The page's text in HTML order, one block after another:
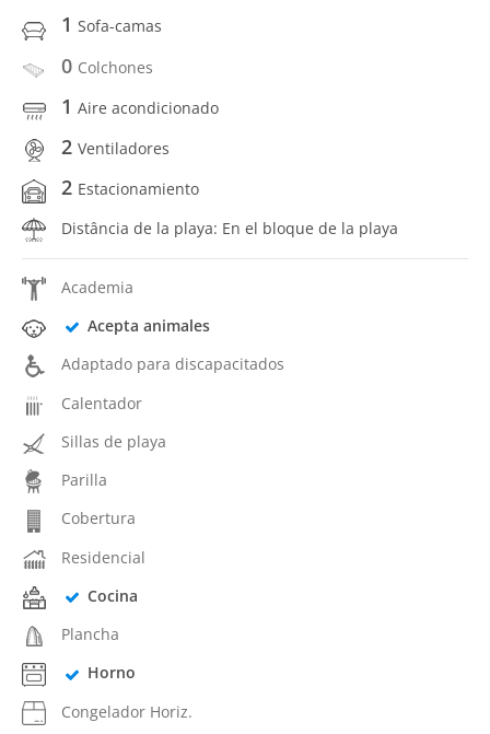
1 Sofa-camas
0 Colchones
1 Aire acondicionado
2 Ventiladores
2 Estacionamiento
Distância de la playa: En el bloque de la playa
Academia
Acepta animales
Adaptado para discapacitados
Calentador
Sillas de playa
Parilla
Cobertura
Residencial
Cocina
Plancha
Horno
Congelador Horiz.